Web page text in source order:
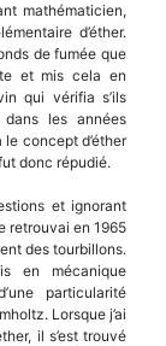
mathématicien,
d’éther.
de fumée que
et mis cela en
qui vérifia s’ils
dans les années
concept d’éther
donc répudié.
et ignorant
retrouvai en 1965
des tourbillons.
en mécanique
particularité
Lorsque j’ai
il s’est trouvé